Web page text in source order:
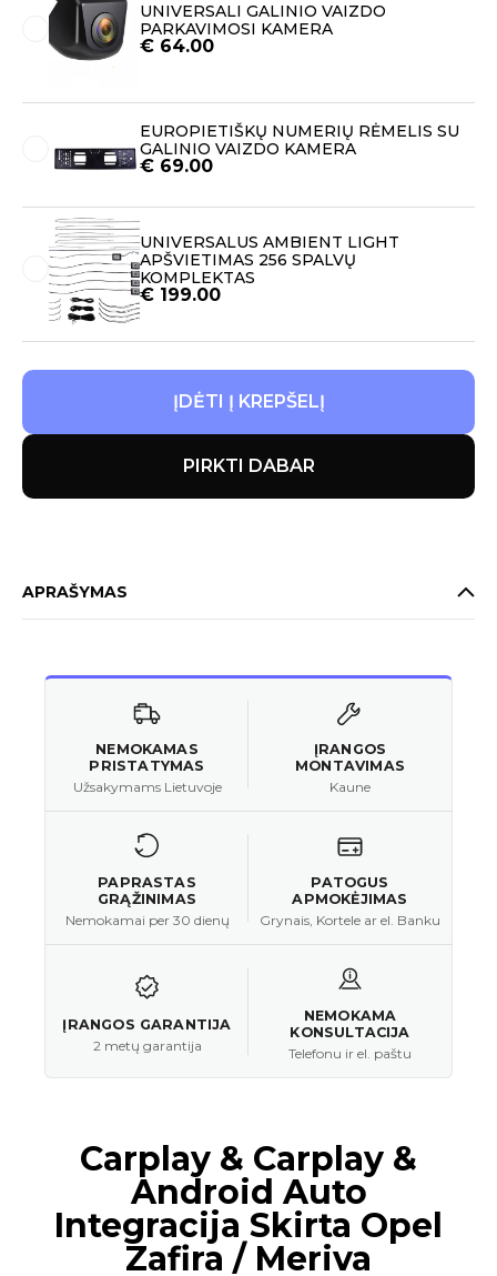
UNIVERSALI GALINIO VAIZDO
PARKAVIMOSI KAMERA
€ 64.00
EUROPIETIŠKŲ NUMERIŲ RĖMELIS SU
GALINIO VAIZDO KAMERA
€ 69.00
UNIVERSALUS AMBIENT LIGHT
APŠVIETIMAS 256 SPALVŲ
KOMPLEKTAS
€ 199.00
ĮDĖTI Į KREPŠELĮ
PIRKTI DABAR
APRAŠYMAS
NEMOKAMAS
PRISTATYMAS
Užsakymams Lietuvoje
ĮRANGOS
MONTAVIMAS
Kaune
PAPRASTAS
GRĄŽINIMAS
Nemokamai per 30 dienų
PATOGUS
APMOKĖJIMAS
Grynais, Kortele ar el. Banku
ĮRANGOS GARANTIJA
2 metų garantija
NEMOKAMA
KONSULTACIJA
Telefonu ir el. paštu
Carplay & Carplay &
Android Auto
Integracija Skirta Opel
Zafira / Meriva